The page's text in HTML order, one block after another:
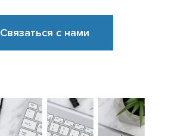
Связаться с нами